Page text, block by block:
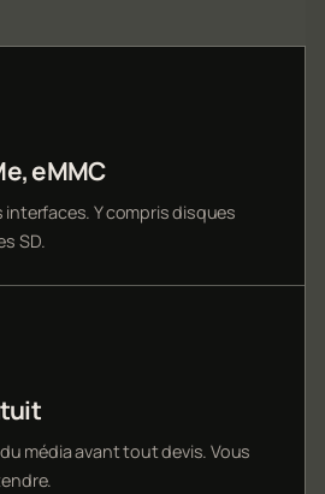
eMMC
Y compris disques
SD.
média avant tout devis. Vous